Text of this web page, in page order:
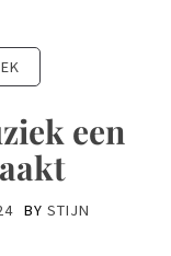
een
BY STIJN